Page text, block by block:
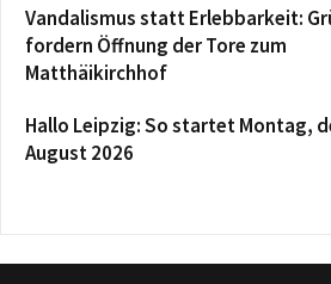
Vandalismus statt Erlebbarkeit:
fordern Öffnung der Tore zum
Matthäikirchhof
Hallo Leipzig: So startet Montag,
August 2026